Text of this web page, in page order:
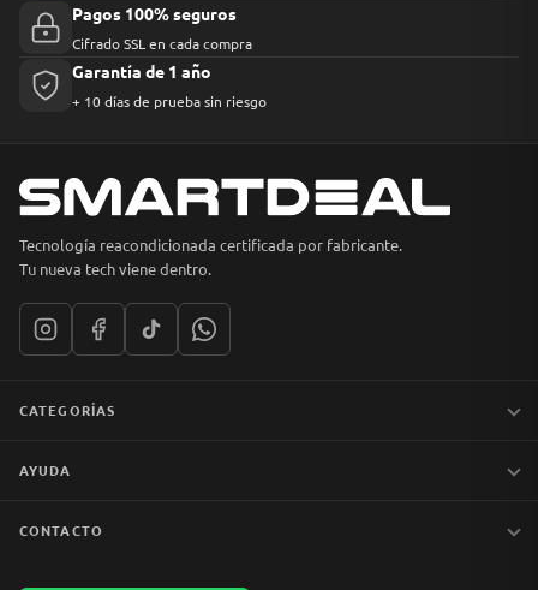
Pagos 100% seguros
Cifrado SSL en cada compra
Garantía de 1 año
+ 10 días de prueba sin riesgo
Tecnología reacondicionada certificada por fabricante.
Tu nueva tech viene dentro.
CATEGORÍAS
AYUDA
CONTACTO